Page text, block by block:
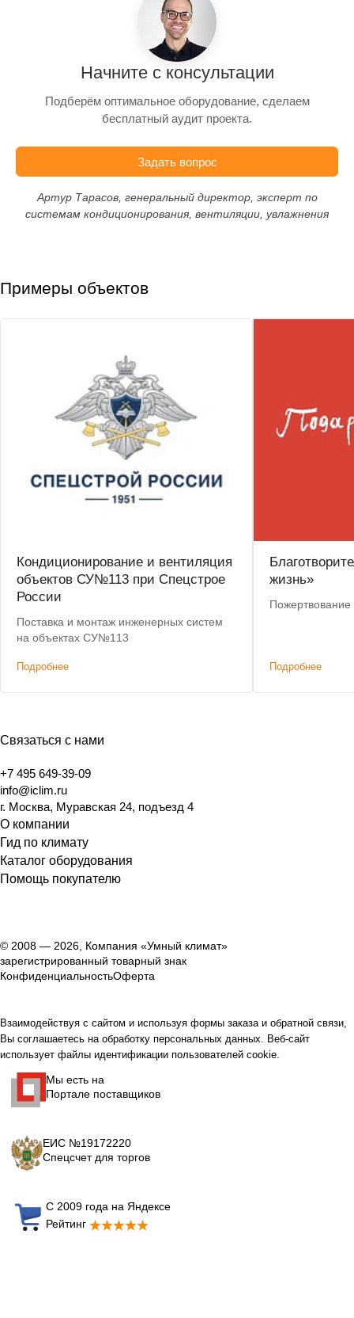
Начните с консультации
Подберём оптимальное оборудование, сделаем
бесплатный аудит проекта.
Задать вопрос
Артур Тарасов, генеральный директор, эксперт по
системам кондиционирования, вентиляции, увлажнения
Примеры объектов
Кондиционирование и вентиляция
объектов СУ№113 при Спецстрое
России
Поставка и монтаж инженерных систем
на объектах СУ№113
Подробнее
жизнь»
Подробнее
Связаться с нами
+7 495 649-39-09
info@iclim.ru
г. Москва, Муравская 24, подъезд 4
О компании
Гид по климату
Каталог оборудования
Помощь покупателю
© 2008 — 2026, Компания «Умный климат»
зарегистрированный товарный знак
КонфиденциальностьОферта
Взаимодействуя с сайтом и используя формы заказа и обратной связи,
Вы соглашаетесь на обработку персональных данных. Веб-сайт
использует файлы идентификации пользователей cookie.
Мы есть на
Портале поставщиков
ЕИС №19172220
Спецсчет для торгов
С 2009 года на Яндексе
Рейтинг